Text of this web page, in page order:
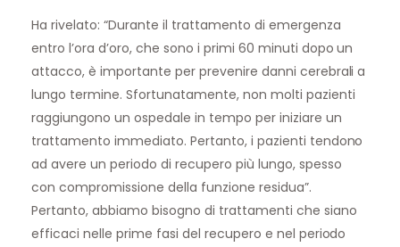
Ha rivelato: “Durante il trattamento di emergenza
entro l’ora d’oro, che sono i primi 60 minuti dopo un
attacco, è importante per prevenire danni cerebrali a
lungo termine. Sfortunatamente, non molti pazienti
raggiungono un ospedale in tempo per iniziare un
trattamento immediato. Pertanto, i pazienti tendono
ad avere un periodo di recupero più lungo, spesso
con compromissione della funzione residua”.
Pertanto, abbiamo bisogno di trattamenti che siano
efficaci nelle prime fasi del recupero e nel periodo